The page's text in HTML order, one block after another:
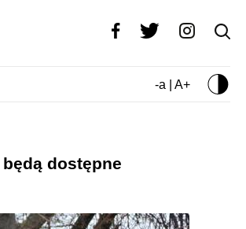
-a | A+
dostępne